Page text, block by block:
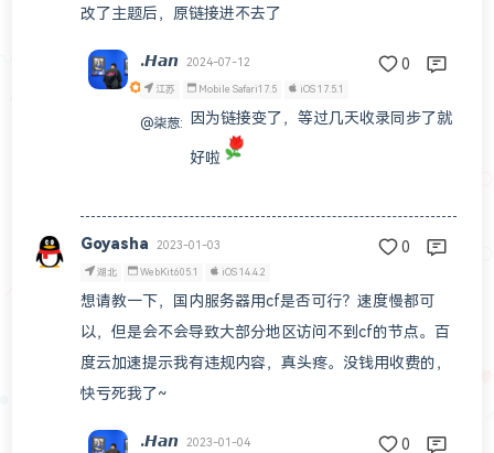
改了主题后，原链接进不去了
.𝙃𝙖𝙣 2024-07-12 0
江苏 Mobile Safari17.5 iOS 17.5.1
@柒葱: 因为链接变了，等过几天收录同步了就
好啦
Goyasha 2023-01-03 0
湖北 WebKit605.1 iOS 14.4.2
想请教一下，国内服务器用cf是否可行？速度慢都可
以，但是会不会导致大部分地区访问不到cf的节点。百
度云加速提示我有违规内容，真头疼。没钱用收费的，
快亏死我了~
.𝙃𝙖𝙣 2023-01-04 0